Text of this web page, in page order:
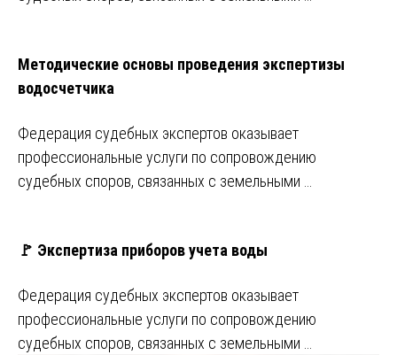
Методические основы проведения экспертизы
водосчетчика
Федерация судебных экспертов оказывает
профессиональные услуги по сопровождению
судебных споров, связанных с земельными …
🚩 Экспертиза приборов учета воды
Федерация судебных экспертов оказывает
профессиональные услуги по сопровождению
судебных споров, связанных с земельными …